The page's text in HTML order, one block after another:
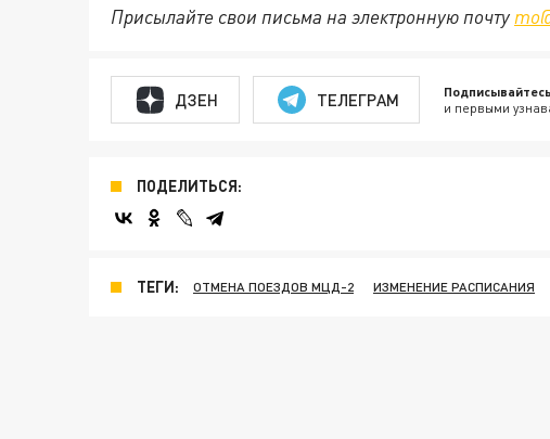
Присылайте свои письма на электронную почту
ДЗЕН ТЕЛЕГРАМ и первыми
ПОДЕЛИТЬСЯ:
ТЕГИ: ОТМЕНА ПОЕЗДОВ МЦД-2 ИЗМЕНЕНИЕ РАСПИСАНИЯ